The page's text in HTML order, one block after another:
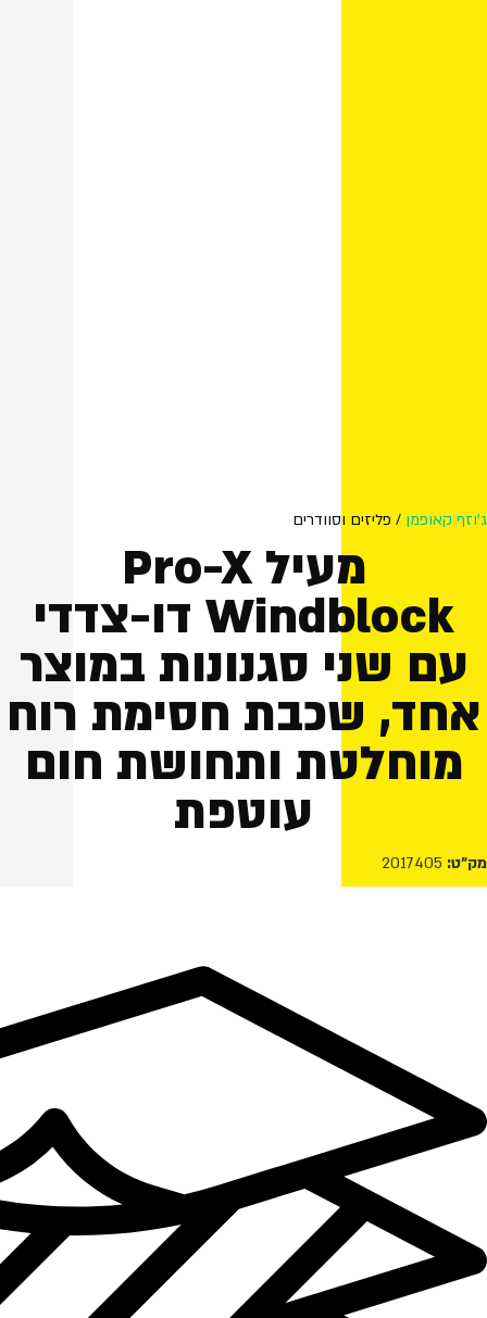
ג'וזף קאופמן / פליזים וסוודרים
מעיל Pro-X
Windblock דו-צדדי
עם שני סגנונות במוצר
אחד, שכבת חסימת רוח
מוחלטת ותחושת חום
עוטפת
מק"ט: